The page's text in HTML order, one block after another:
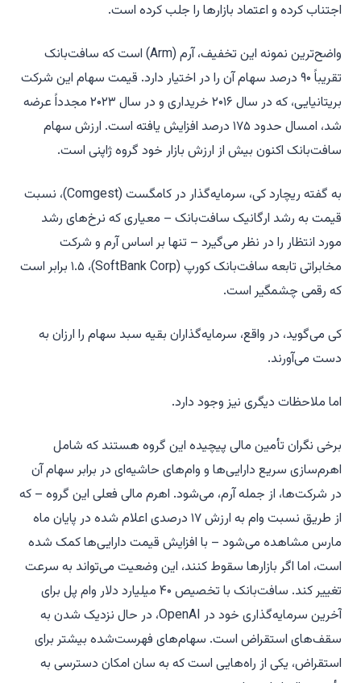
اجتناب کرده و اعتماد بازارها را جلب کرده است.
واضح‌ترین نمونه این تخفیف، آرم (Arm) است که سافت‌بانک
تقریباً ۹۰ درصد سهام آن را در اختیار دارد. قیمت سهام این شرکت
بریتانیایی، که در سال ۲۰۱۶ خریداری و در سال ۲۰۲۳ مجدداً عرضه
شد، امسال حدود ۱۷۵ درصد افزایش یافته است. ارزش سهام
سافت‌بانک اکنون بیش از ارزش بازار خود گروه ژاپنی است.
به گفته ریچارد کی، سرمایه‌گذار در کامگست (Comgest)، نسبت
قیمت به رشد ارگانیک سافت‌بانک – معیاری که نرخ‌های رشد
مورد انتظار را در نظر می‌گیرد – تنها بر اساس آرم و شرکت
مخابراتی تابعه سافت‌بانک کورپ (SoftBank Corp)، ۱.۵ برابر است
که رقمی چشمگیر است.
کی می‌گوید، در واقع، سرمایه‌گذاران بقیه سبد سهام را ارزان به
دست می‌آورند.
اما ملاحظات دیگری نیز وجود دارد.
برخی نگران تأمین مالی پیچیده این گروه هستند که شامل
اهرم‌سازی سریع دارایی‌ها و وام‌های حاشیه‌ای در برابر سهام آن
در شرکت‌ها، از جمله آرم، می‌شود. اهرم مالی فعلی این گروه – که
از طریق نسبت وام به ارزش ۱۷ درصدی اعلام شده در پایان ماه
مارس مشاهده می‌شود – با افزایش قیمت دارایی‌ها کمک شده
است، اما اگر بازارها سقوط کنند، این وضعیت می‌تواند به سرعت
تغییر کند. سافت‌بانک با تخصیص ۴۰ میلیارد دلار وام پل برای
آخرین سرمایه‌گذاری خود در OpenAI، در حال نزدیک شدن به
سقف‌های استقراض است. سهام‌های فهرست‌شده بیشتر برای
استقراض، یکی از راه‌هایی است که به سان امکان دسترسی به